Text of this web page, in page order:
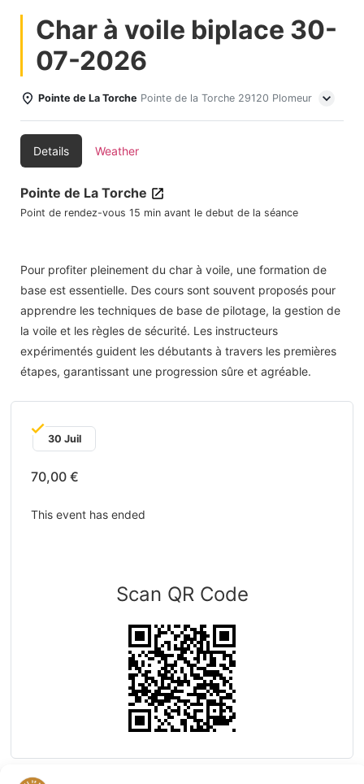
Char à voile biplace 30-
07-2026
Pointe de La Torche Pointe de la Torche 29120 Plomeur
Details Weather
Pointe de La Torche
Point de rendez-vous 15 min avant le debut de la séance
Pour profiter pleinement du char à voile, une formation de
base est essentielle. Des cours sont souvent proposés pour
apprendre les techniques de base de pilotage, la gestion de
la voile et les règles de sécurité. Les instructeurs
expérimentés guident les débutants à travers les premières
étapes, garantissant une progression sûre et agréable.
30 Juil
70,00 €
This event has ended
Scan QR Code